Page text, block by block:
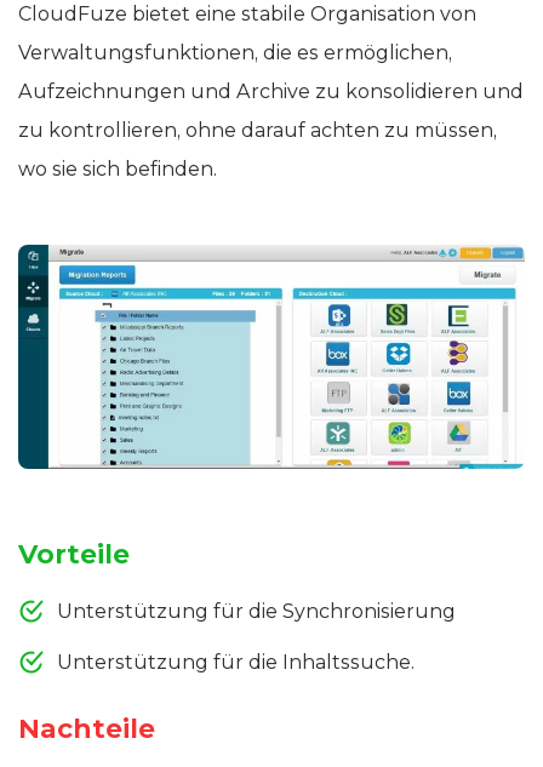
CloudFuze bietet eine stabile Organisation von
Verwaltungsfunktionen, die es ermöglichen,
Aufzeichnungen und Archive zu konsolidieren und
zu kontrollieren, ohne darauf achten zu müssen,
wo sie sich befinden.
Vorteile
Unterstützung für die Synchronisierung
Unterstützung für die Inhaltssuche.
Nachteile